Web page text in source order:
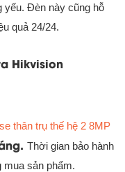
yếu. Đèn này cũng hỗ
quả 24/24.
Hikvision
thân trụ thế hệ 2 8MP
Thời gian bảo hành
sản phẩm.